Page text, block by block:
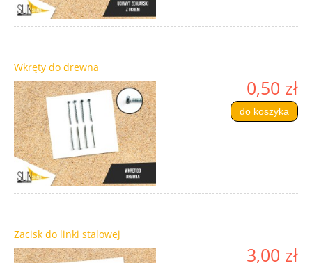
Wkręty do drewna
0,50 zł
do koszyka
Zacisk do linki stalowej
3,00 zł